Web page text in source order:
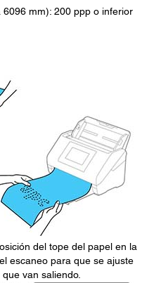
mm): 200 ppp o inferior
del tope del papel en la
escaneo para que se ajuste
van saliendo.